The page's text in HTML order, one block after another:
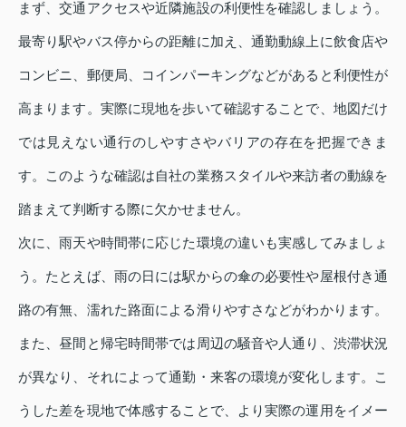
まず、交通アクセスや近隣施設の利便性を確認しましょう。
最寄り駅やバス停からの距離に加え、通勤動線上に飲食店や
コンビニ、郵便局、コインパーキングなどがあると利便性が
高まります。実際に現地を歩いて確認することで、地図だけ
では見えない通行のしやすさやバリアの存在を把握できま
す。このような確認は自社の業務スタイルや来訪者の動線を
踏まえて判断する際に欠かせません。
次に、雨天や時間帯に応じた環境の違いも実感してみましょ
う。たとえば、雨の日には駅からの傘の必要性や屋根付き通
路の有無、濡れた路面による滑りやすさなどがわかります。
また、昼間と帰宅時間帯では周辺の騒音や人通り、渋滞状況
が異なり、それによって通勤・来客の環境が変化します。こ
うした差を現地で体感することで、より実際の運用をイメー